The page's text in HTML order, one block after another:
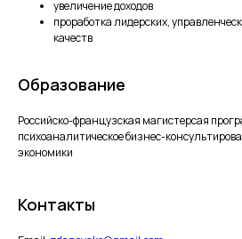
увеличение доходов
проработка лидерских,
качеств
Образование
Российско-французская магистерсая
психоаналитическое бизнес-
экономики
Контакты